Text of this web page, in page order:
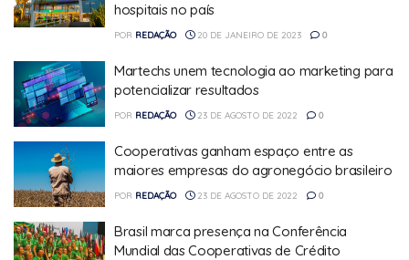
hospitais no país
POR REDAÇÃO 20 DE JANEIRO DE 2023 0
Martechs unem tecnologia ao marketing para
potencializar resultados
POR REDAÇÃO 23 DE AGOSTO DE 2022 0
Cooperativas ganham espaço entre as
maiores empresas do agronegócio brasileiro
POR REDAÇÃO 23 DE AGOSTO DE 2022 0
Brasil marca presença na Conferência
Mundial das Cooperativas de Crédito